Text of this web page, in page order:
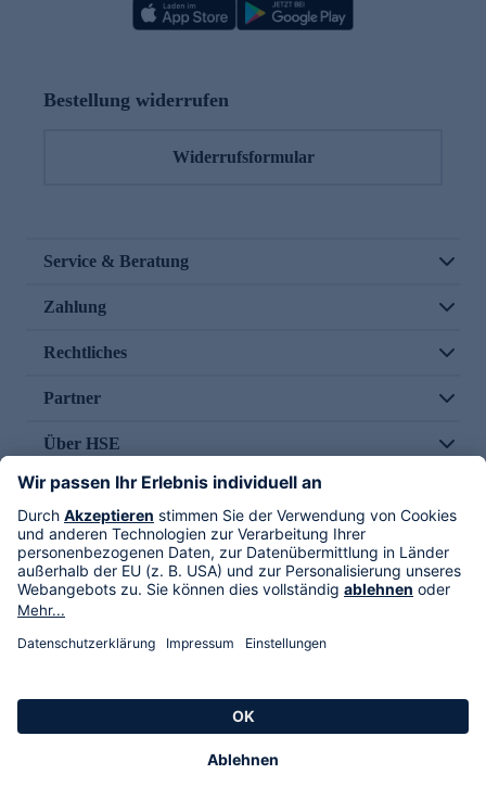
Bestellung widerrufen
Widerrufsformular
Service & Beratung
Zahlung
Rechtliches
Partner
Über HSE
Im TV
HSE International